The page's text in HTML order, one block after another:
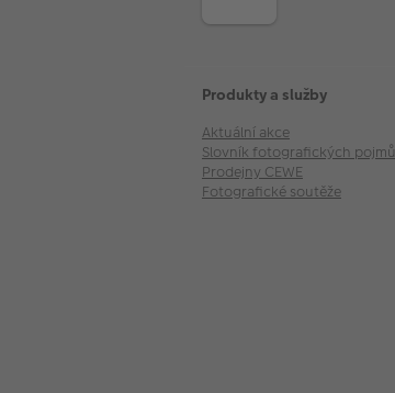
Produkty a služby
Aktuální akce
Slovník fotografických pojmů
Prodejny CEWE
Fotografické soutěže